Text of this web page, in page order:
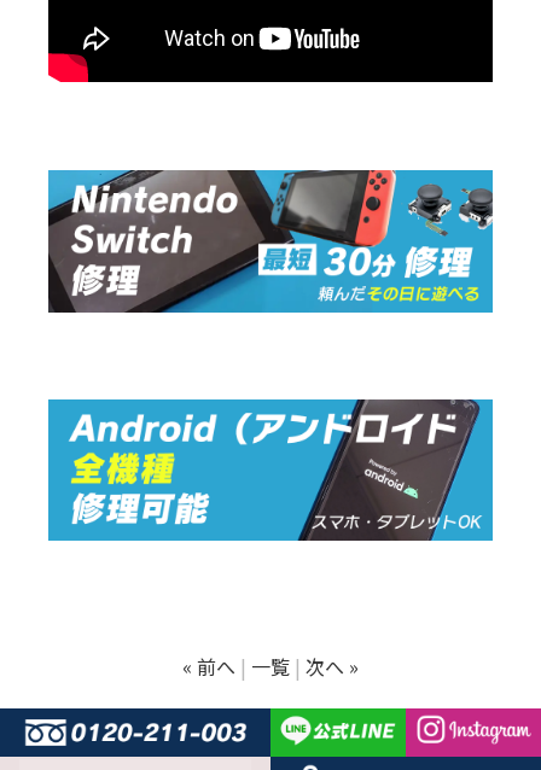
« 前へ 一覧 次へ »
© ARROWS REPAIR